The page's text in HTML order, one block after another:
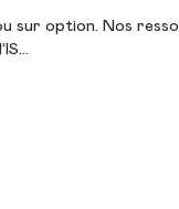
sur option. Nos